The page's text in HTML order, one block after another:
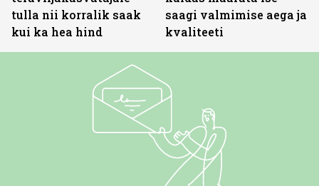
tulla nii korralik saak
kui ka hea hind
saagi valmimise aega ja
kvaliteeti